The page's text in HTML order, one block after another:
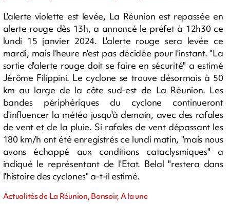
L'alerte violette est levée, La Réunion est repassée en
alerte rouge dès 13h, a annoncé le préfet à 12h30 ce
lundi 15 janvier 2024. L'alerte rouge sera levée ce
mardi, mais l'heure n'est pas décidée pour l'instant. "La
sortie d'alerte rouge doit se faire en sécurité" a estimé
Jérôme Filippini. Le cyclone se trouve désormais à 50
km au large de la côte sud-est de La Réunion. Les
bandes périphériques du cyclone continueront
d'influencer la météo jusqu'à demain, avec des rafales
de vent et de la pluie. Si rafales de vent dépassant les
180 km/h ont été enregistrés ce lundi matin, "mais nous
avons échappé aux conditions cataclysmiques" a
indiqué le représentant de l'Etat. Belal "restera dans
l'histoire des cyclones" a-t-il estimé.
Actualités de La Réunion, Bonsoir, A la une